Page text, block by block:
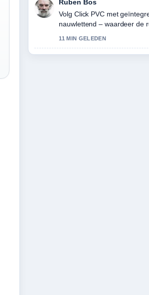
Ruben Bos
Volg Click PVC met
nauwlettend – waardeer de
11 MIN GELEDEN